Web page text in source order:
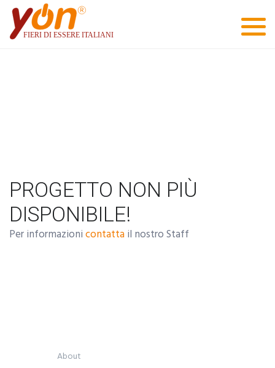
PROGETTO NON PIÙ
DISPONIBILE!
Per informazioni contatta il nostro Staff
About